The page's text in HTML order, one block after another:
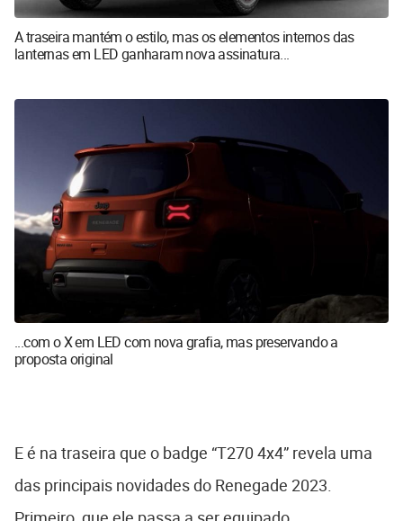
A traseira mantém o estilo, mas os elementos internos das
lanternas em LED ganharam nova assinatura...
...com o X em LED com nova grafia, mas preservando a
proposta original
E é na traseira que o badge “T270 4x4” revela uma
das principais novidades do Renegade 2023.